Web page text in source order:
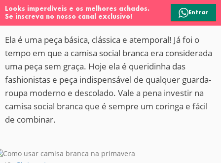
Looks imperdíveis e os melhores achados.
Se inscreva no nosso canal exclusivo!
Entrar
Ela é uma peça básica, clássica e atemporal! Já foi o
tempo em que a camisa social branca era considerada
uma peça sem graça. Hoje ela é queridinha das
fashionistas e peça indispensável de qualquer guarda-
roupa moderno e descolado. Vale a pena investir na
camisa social branca que é sempre um coringa e fácil
de combinar.